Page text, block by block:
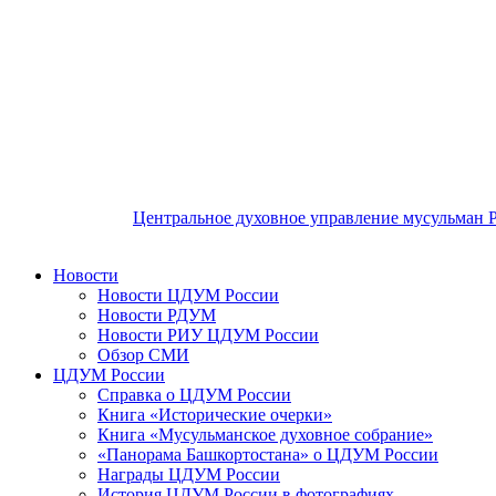
Центральное духовное управление мусульман
Новости
Новости ЦДУМ России
Новости РДУМ
Новости РИУ ЦДУМ России
Обзор СМИ
ЦДУМ России
Справка о ЦДУМ России
Книга «Исторические очерки»
Книга «Мусульманское духовное собрание»
«Панорама Башкортостана» о ЦДУМ России
Награды ЦДУМ России